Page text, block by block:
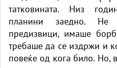
татковината. Низ
планини заедно.
предизвици, имаше
требаше да се издржи и
повеќе од кога било. Но,